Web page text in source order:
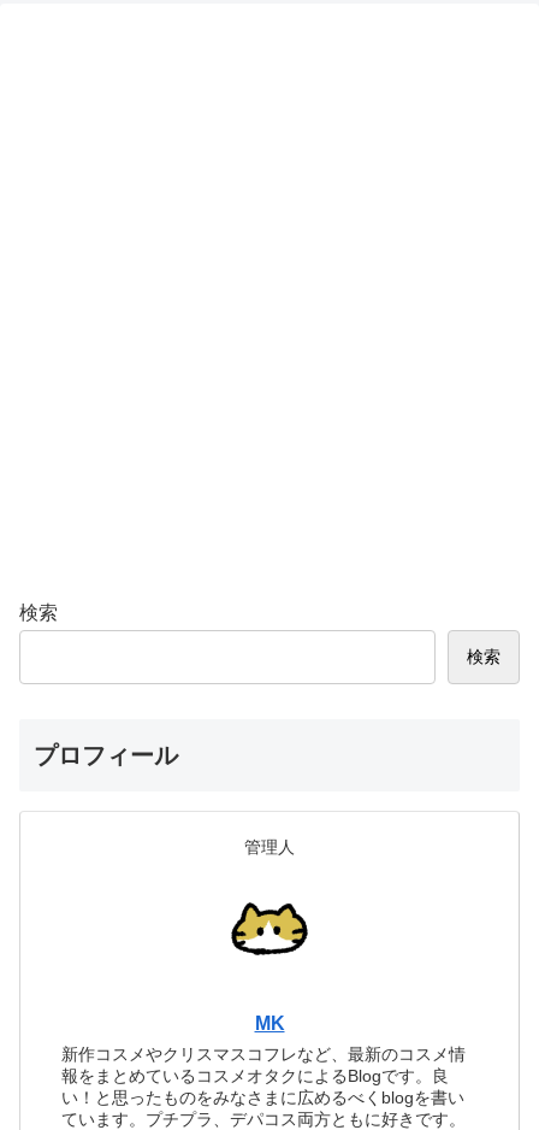
検索
検索
プロフィール
管理人
MK
新作コスメやクリスマスコフレなど、最新のコスメ情
報をまとめているコスメオタクによるBlogです。良
い！と思ったものをみなさまに広めるべくblogを書い
ています。プチプラ、デパコス両方ともに好きです。